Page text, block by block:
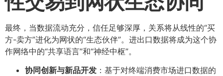
最终，当数据流动充分，信任足够深厚，关系将从线性的“买
方-卖方”进化为网状的“生态伙伴”。进出口数据将成为这个协
作网络中的“共享语言”和“神经中枢”。
协同创新与新品开发 ​：基于对终端消费市场进口数据的